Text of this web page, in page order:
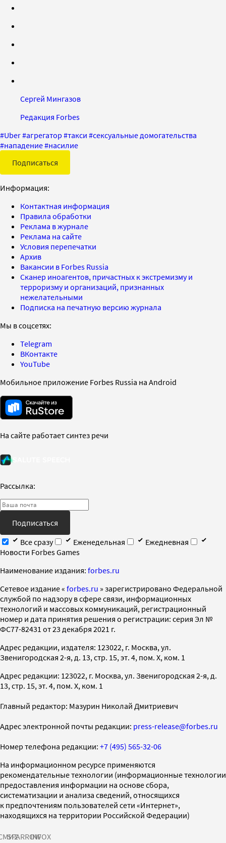
Сергей Мингазов
Редакция Forbes
#Uber#агрегатор #такси #сексуальные домогательства
#нападение#насилие
Подписаться
Информация:
Контактная информация
Правила обработки
Реклама в журнале
Реклама на сайте
Условия перепечатки
Архив
Вакансии в Forbes Russia
Сканер иноагентов, причастных к экстремизму и
терроризму и организаций, признанных
нежелательными
Подписка на печатную версию журнала
Мы в соцсетях:
Telegram
ВКонтакте
YouTube
Мобильное приложение Forbes Russia на Android
На сайте работает синтез речи
Рассылка:
Подписаться
Все сразу
Еженедельная
Ежедневная
Новости Forbes Games
Наименование издания: forbes.ru
Cетевое издание « forbes.ru » зарегистрировано Федеральной
службой по надзору в сфере связи, информационных
технологий и массовых коммуникаций, регистрационный
номер и дата принятия решения о регистрации: серия Эл №
ФС77-82431 от 23 декабря 2021 г.
Адрес редакции, издателя: 123022, г. Москва, ул.
Звенигородская 2-я, д. 13, стр. 15, эт. 4, пом. X, ком. 1
Адрес редакции: 123022, г. Москва, ул. Звенигородская 2-я, д.
13, стр. 15, эт. 4, пом. X, ком. 1
Главный редактор: Мазурин Николай Дмитриевич
Адрес электронной почты редакции: press-release@forbes.ru
Номер телефона редакции: +7 (495) 565-32-06
На информационном ресурсе применяются
рекомендательные технологии (информационные технологии
предоставления информации на основе сбора,
систематизации и анализа сведений, относящихся
к предпочтениям пользователей сети «Интернет»,
находящихся на территории Российской Федерации)
SPARROWINFOX